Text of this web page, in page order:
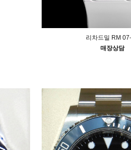
리차드밀 RM
매장상담